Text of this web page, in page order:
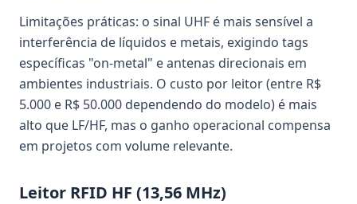
Limitações práticas: o sinal UHF é mais sensível a
interferência de líquidos e metais, exigindo tags
específicas "on-metal" e antenas direcionais em
ambientes industriais. O custo por leitor (entre R$
5.000 e R$ 50.000 dependendo do modelo) é mais
alto que LF/HF, mas o ganho operacional compensa
em projetos com volume relevante.
Leitor RFID HF (13,56 MHz)